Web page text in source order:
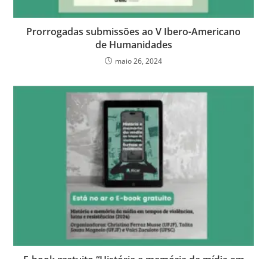
Prorrogadas submissões ao V Ibero-Americano
de Humanidades
maio 26, 2024